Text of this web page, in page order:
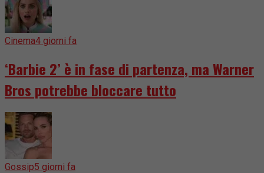
Cinema4 giorni fa
‘Barbie 2’ è in fase di partenza, ma Warner
Bros potrebbe bloccare tutto
Gossip5 giorni fa